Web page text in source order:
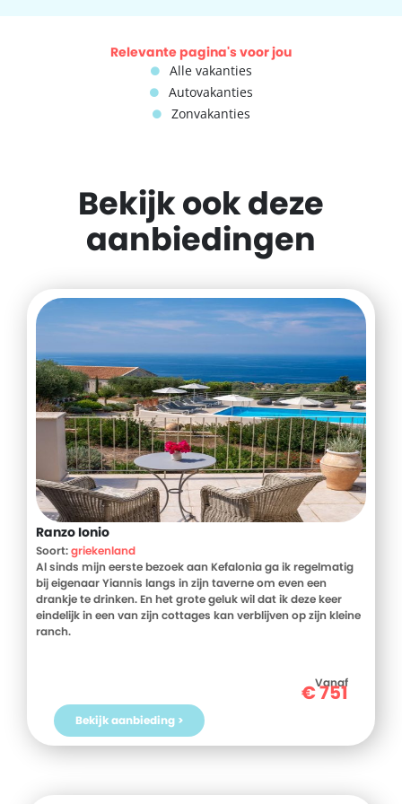
Relevante pagina's voor jou
Alle vakanties
Autovakanties
Zonvakanties
Bekijk ook deze
aanbiedingen
Ranzo Ionio
Soort:griekenland
Al sinds mijn eerste bezoek aan Kefalonia ga ik regelmatig
bij eigenaar Yiannis langs in zijn taverne om even een
drankje te drinken. En het grote geluk wil dat ik deze keer
eindelijk in een van zijn cottages kan verblijven op zijn kleine
ranch.
uitzicht op de Ionische zee. Als ik het terrein oprijd, herken ik
het direct: de kleine taverne ligt links bij de originele
houtoven, daarachter het zwembad met de ligbedden.
Verderop de appartementen en de natuurstenen cottages,
in die laatste slaap ik vanavond. Prachtig gerenoveerd,
Vanaf
€751
Bekijk aanbieding >